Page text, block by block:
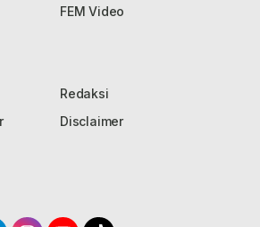
FEM Video
Redaksi
Disclaimer